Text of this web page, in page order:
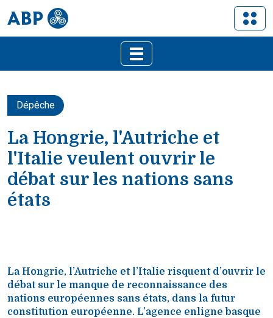
Dépêche
La Hongrie, l'Autriche et
l'Italie veulent ouvrir le
débat sur les nations sans
états
La Hongrie, l’Autriche et l’Italie risquent d’ouvrir le
débat sur le manque de reconnaissance des
nations européennes sans états, dans la futur
constitution européenne. L’agence enligne basque